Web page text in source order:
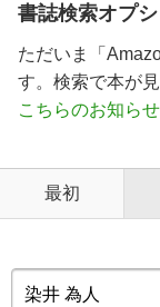
書誌検索オプ
ただいま「
す。検索で本が
こちらのお知らせ
最初